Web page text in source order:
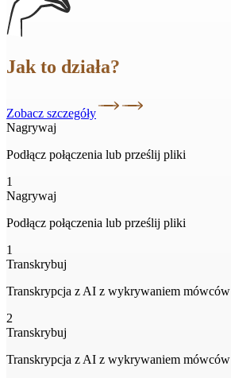
Jak to działa?
Zobacz szczegóły
Nagrywaj
Podłącz połączenia lub prześlij pliki
1
Nagrywaj
Podłącz połączenia lub prześlij pliki
1
Transkrybuj
Transkrypcja z AI z wykrywaniem mówców
2
Transkrybuj
Transkrypcja z AI z wykrywaniem mówców